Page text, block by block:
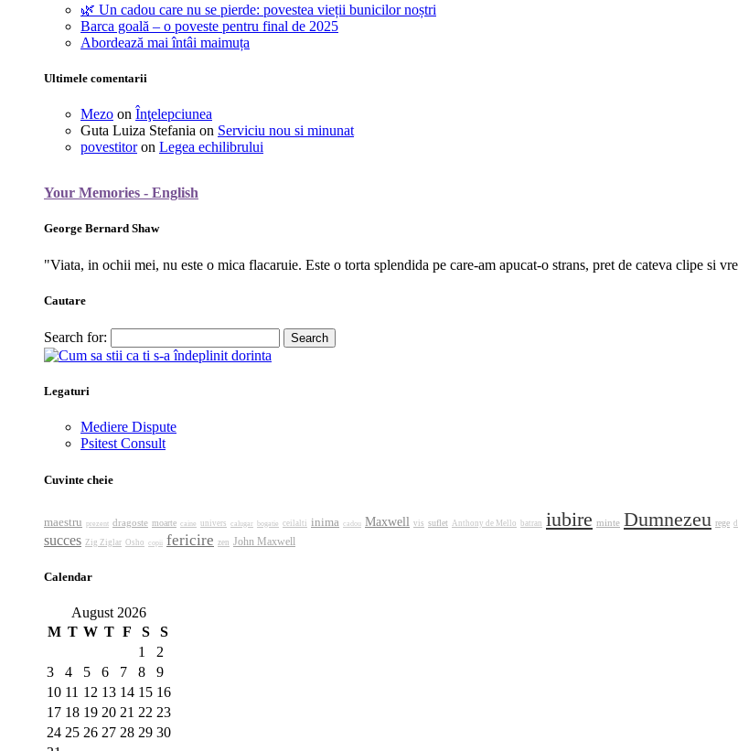
🌿 Un cadou care nu se pierde: povestea vieții bunicilor noștri
Barca goală – o poveste pentru final de 2025
Abordează mai întâi maimuța
Ultimele comentarii
Mezo on Înţelepciunea
Guta Luiza Stefania on Serviciu nou si minunat
povestitoron Legea echilibrului
Your Memories - English
George Bernard Shaw
"Viata, in ochii mei, nu este o mica flacaruie. Este o torta splendida pe care-am apucat-o strans, pret de cateva clipe si
Cautare
Search for:
Legaturi
Mediere Dispute
Psitest Consult
Cuvinte cheie
maestru prezent dragoste moarte caine univers calugar bogatie ceilalti inima cadou Maxwell vis suflet Anthony de Mello batran iubire minte Dumnezeu rege
succes Zig Ziglar Osho copii fericire zen John Maxwell
Calendar
August 2026
M T W T F S
S
1
2
3
4 5 6 7 8
9
10 11 12 13 14 15 16
17 18 19 20 21 22 23
24 25 26 27 28 29 30